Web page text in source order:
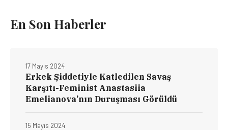
En Son Haberler
Erkek Şiddetiyle Katledilen Savaş
Karşıtı-Feminist Anastasiia
Emelianova’nın Duruşması Görüldü
17 Mayıs 2024
15 Mayıs 2024